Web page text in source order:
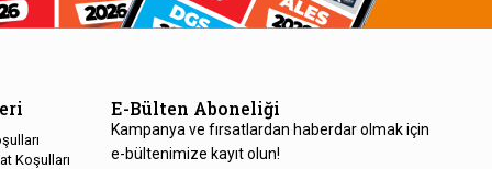
Koşulları
E-Bülten Aboneliği
Kampanya ve fırsatlardan haberdar olmak için
e-bültenimize kayıt olun!